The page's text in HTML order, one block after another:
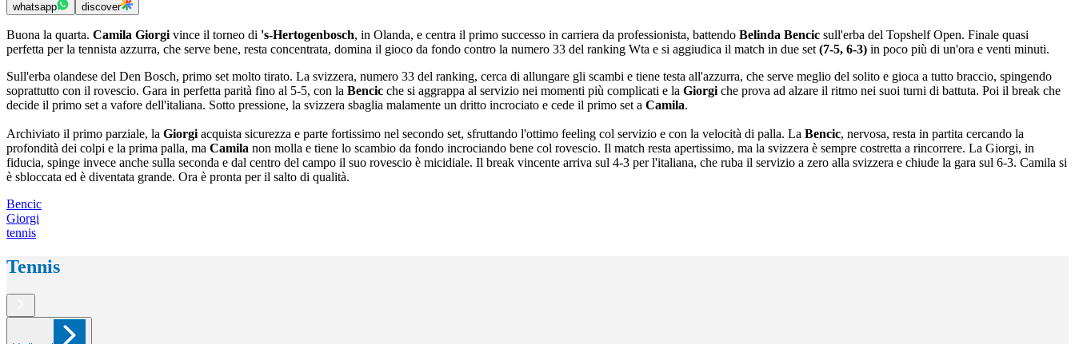
whatsapp discover
Buona la quarta. Camila Giorgi vince il torneo di 's-Hertogenbosch, in Olanda, e centra il primo successo in carriera da professionista, battendo Belinda Bencic sull'erba del Topshelf Open. Finale quasi
perfetta per la tennista azzurra, che serve bene, resta concentrata, domina il gioco da fondo contro la numero 33 del ranking Wta e si aggiudica il match in due set (7-5, 6-3) in poco più di un'ora e venti minuti.
Sull'erba olandese del Den Bosch, primo set molto tirato. La svizzera, numero 33 del ranking, cerca di allungare gli scambi e tiene testa all'azzurra, che serve meglio del solito e gioca a tutto braccio, spingendo
soprattutto con il rovescio. Gara in perfetta parità fino al 5-5, con la Bencic che si aggrappa al servizio nei momenti più complicati e la Giorgi che prova ad alzare il ritmo nei suoi turni di battuta. Poi il break che
decide il primo set a vafore dell'italiana. Sotto pressione, la svizzera sbaglia malamente un dritto incrociato e cede il primo set a Camila.
Archiviato il primo parziale, la Giorgi acquista sicurezza e parte fortissimo nel secondo set, sfruttando l'ottimo feeling col servizio e con la velocità di palla. La Bencic, nervosa, resta in partita cercando la
profondità dei colpi e la prima palla, ma Camila non molla e tiene lo scambio da fondo incrociando bene col rovescio. Il match resta apertissimo, ma la svizzera è sempre costretta a rincorrere. La Giorgi, in
fiducia, spinge invece anche sulla seconda e dal centro del campo il suo rovescio è micidiale. Il break vincente arriva sul 4-3 per l'italiana, che ruba il servizio a zero alla svizzera e chiude la gara sul 6-3. Camila si
è sbloccata ed è diventata grande. Ora è pronta per il salto di qualità.
Bencic
Giorgi
tennis
Tennis